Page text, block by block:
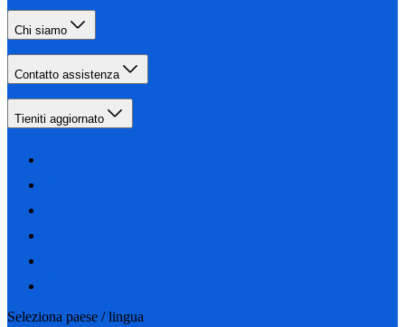
Chi siamo
Contatto assistenza
Tieniti aggiornato
Seleziona paese / lingua